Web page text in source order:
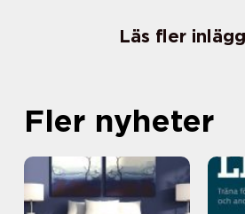
Läs fler
Fler nyheter